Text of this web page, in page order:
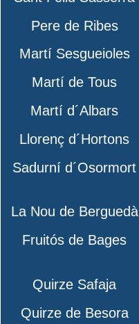
Pere de Ribes
Martí Sesgueioles
Martí de Tous
Martí d´Albars
Llorenç d´Hortons
Sadurní d´Osormort
La Nou de Berguedà
Fruitós de Bages
Quirze Safaja
Quirze de Besora